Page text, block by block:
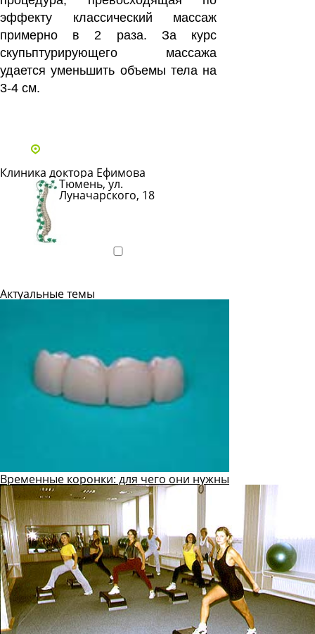
эффек­ту классический массаж
примерно в 2 раза. За курс
скупьптурирующего масса­жа
удается уменьшить объе­мы тела на
3-4 см.
Клиника доктора Ефимова
Тюмень, ул.
Луначарского, 18
Актуальные темы
Временные коронки: для чего они нужны